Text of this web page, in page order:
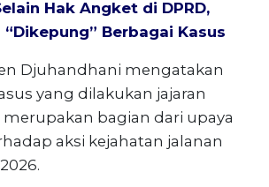
Hak Angket di DPRD,
Berbagai Kasus
Djuhandhani mengatakan
yang dilakukan jajaran
merupakan bagian dari upaya
aksi kejahatan jalanan